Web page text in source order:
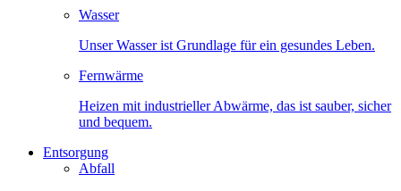
Wasser
Unser Wasser ist Grundlage für ein gesundes Leben.
Fernwärme
Heizen mit industrieller Abwärme, das ist sauber, sicher
und bequem.
Entsorgung
Abfall